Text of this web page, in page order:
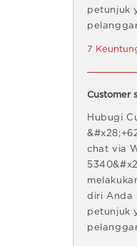
petunjuk
7
Customer
Hubugi
chat via
diri Anda
petunjuk